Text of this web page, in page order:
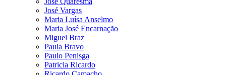
José Vargas
Maria Luísa Anselmo
Maria José Encarnação
Miguel Braz
Paula Bravo
Paulo Penisga
Patricia Ricardo